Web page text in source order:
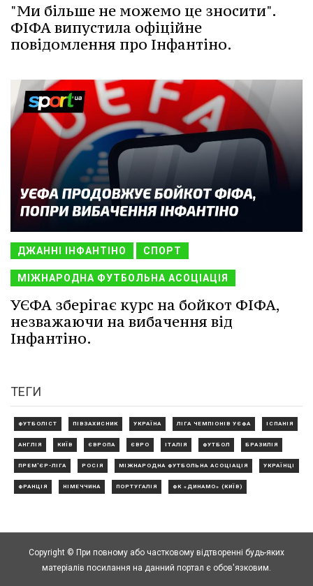
"Ми більше не можемо це зносити".
ФІФА випустила офіційне
повідомлення про Інфантіно.
ДЖАННІ ІНФАНТІНО СПОРТ
МІЖНАРОДНА ФУТБОЛЬНА АСОЦІАЦІЯ
УЄФА зберігає курс на бойкот ФІФА,
незважаючи на вибачення від
Інфантіно.
ТЕГИ
ФУТБОЛІСТ ПІВЗАХИСНИК УКРАЇНА ЛІГА ЧЕМПІОНІВ УЄФА ІСПАНІЯ
АНГЛІЯ КИЇВ ЄВРОПА ЄВРО ІТАЛІЯ ФУТБОЛ БРАЗИЛІЯ
ПРЕМ'ЄР-ЛІГА РОСІЯ МІЖНАРОДНА ФУТБОЛЬНА АСОЦІАЦІЯ УКРАЇНЦІ
ФРАНЦІЯ НІМЕЧЧИНА ПОРТУГАЛІЯ ФК «ДИНАМО» (КИЇВ)
Copyright © При повному або частковому відтворенні будь-яких
матеріалів посилання на данний портал є обов'язковим.